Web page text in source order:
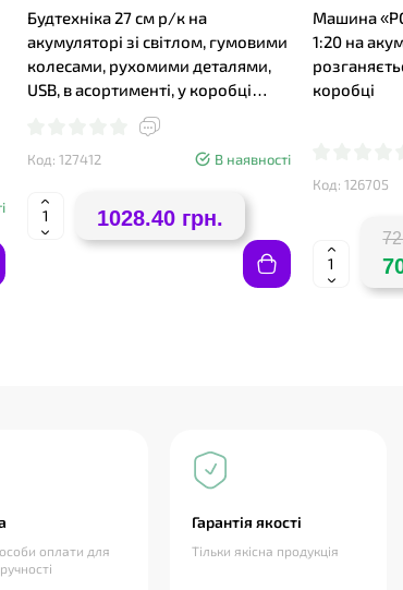
Будтехніка 27 см р/к на
акумуляторі зі світлом, гумовими
колесами, рухомими деталями,
USB, в асортименті, у коробці
Код: 127412 В наявності
1028.40 грн.
Машина
1:20 на
коробці
Код: 126705
оплати для
Гарантія якості
Тільки якісна продукція